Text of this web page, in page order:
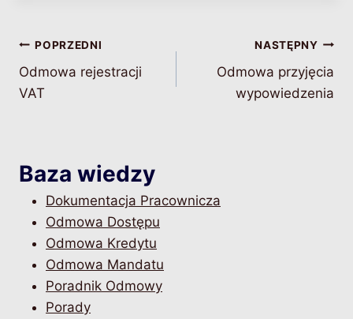
Nawigacja
wpisu
POPRZEDNI
Odmowa rejestracji
VAT
NASTĘPNY
Odmowa przyjęcia
wypowiedzenia
Baza wiedzy
Dokumentacja Pracownicza
Odmowa Dostępu
Odmowa Kredytu
Odmowa Mandatu
Poradnik Odmowy
Porady